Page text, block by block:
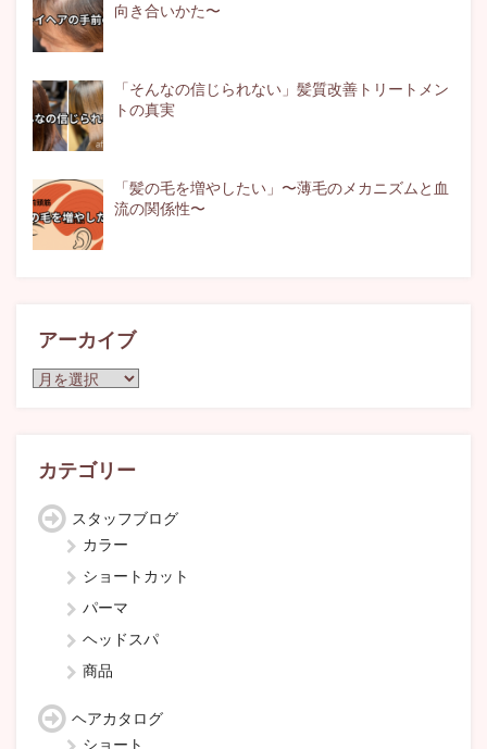
向き合いかた〜
「そんなの信じられない」髪質改善トリートメン
トの真実
「髪の毛を増やしたい」〜薄毛のメカニズムと血
流の関係性〜
アーカイブ
ア
ブ
カテゴリー
スタッフブログ
カラー
ショートカット
パーマ
ヘッドスパ
商品
ヘアカタログ
ショート